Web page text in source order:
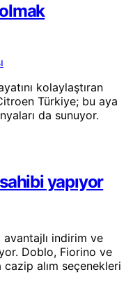
kolaylaştıran
Türkiye; bu aya
da sunuyor.
yapıyor
indirim ve
Doblo, Fiorino ve
alım seçenekleri